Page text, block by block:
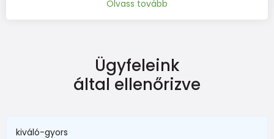
Olvass tovább
Ügyfeleink
által ellenőrizve
kiváló-gyors